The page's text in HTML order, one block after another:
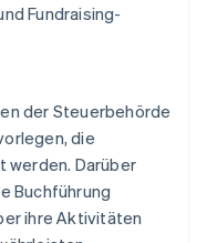
Fundraising-
der Steuerbehörde
die
werden. Darüber
Buchführung
ihre Aktivitäten